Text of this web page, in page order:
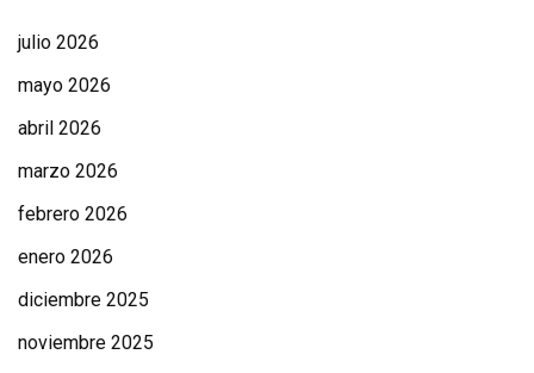
julio 2026
mayo 2026
abril 2026
marzo 2026
febrero 2026
enero 2026
diciembre 2025
noviembre 2025